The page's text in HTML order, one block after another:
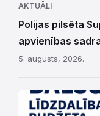
AKTUĀLI
Polijas pilsēta
apvienības
5. augusts, 2026.